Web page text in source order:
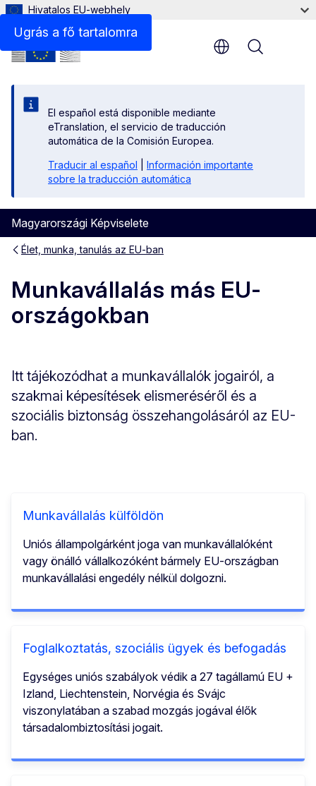
Ugrás a fő tartalomra
Hivatalos EU-webhely
El español está disponible mediante
eTranslation, el servicio de traducción
automática de la Comisión Europea.
Traducir al español
Información importante
sobre la traducción automática
Magyarországi Képviselete
Menu
Élet, munka, tanulás az EU-ban
Munkavállalás más EU-
országokban
Itt tájékozódhat a munkavállalók jogairól, a
szakmai képesítések elismeréséről és a
szociális biztonság összehangolásáról az EU-
ban.
Munkavállalás külföldön
Uniós állampolgárként joga van munkavállalóként
vagy önálló vállalkozóként bármely EU-országban
munkavállalási engedély nélkül dolgozni.
Foglalkoztatás, szociális ügyek és befogadás
Egységes uniós szabályok védik a 27 tagállamú EU +
Izland, Liechtenstein, Norvégia és Svájc
viszonylatában a szabad mozgás jogával élők
társadalombiztosítási jogait.